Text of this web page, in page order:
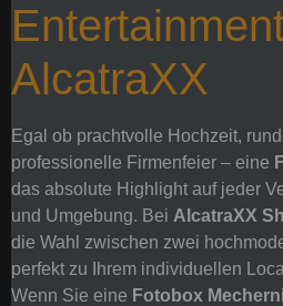
AlcatraXX
Egal ob prachtvolle Hochzeit,
professionelle Firmenfeier – eine
das absolute Highlight auf jeder
und Umgebung. Bei AlcatraXX
die Wahl zwischen zwei
perfekt zu Ihrem individuellen
Wenn Sie eine Fotobox